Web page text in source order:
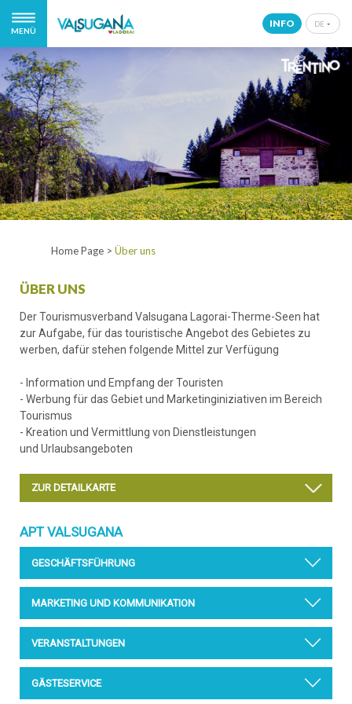
MENÜ
DE
EN
INFO
ABFAHRT
Home Page > Über uns
ÜBER UNS
Der Tourismusverband Valsugana Lagorai-Therme-Seen hat
zur Aufgabe, für das touristische Angebot des Gebietes zu
werben, dafür stehen folgende Mittel zur Verfügung
- Information und Empfang der Touristen
- Werbung für das Gebiet und Marketinginiziativen im Bereich
Tourismus
- Kreation und Vermittlung von Dienstleistungen
und Urlaubsangeboten
ZUR DETAILKARTE
APT VALSUGANA
GESCHÄFTSFÜHRUNG
PASQUALIN DENIS - CHAIRMAN
presidente@visitvalsugana.it
direttore@visitvalsugana.it
MARTHA SPADOTTO - CO CHAIRMAN
vicepresidente@visitvalsugana.it
MARKETING UND KOMMUNIKATION
MARKETING: marketing@visitvalsugana.it
WEB: web@visitvalsugana.it
ANDREATTA PATRIZIO (VERANTWORTLICHER)
VERANSTALTUNGEN
VERANSTALTUNGEN:
GÄSTESERVICE